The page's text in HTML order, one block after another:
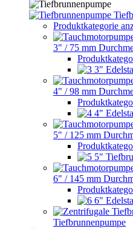
Produktkategorie
3" / 75 mm
3"
4" / 98 mm
4"
5" / 125 mm
5"
6" / 145 mm
6"
Tiefbrunnenpumpe